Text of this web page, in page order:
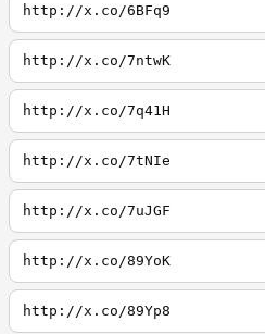
http://x.co/6BFq9
http://x.co/7ntwK
http://x.co/7q41H
http://x.co/7tNIe
http://x.co/7uJGF
http://x.co/89YoK
http://x.co/89Yp8